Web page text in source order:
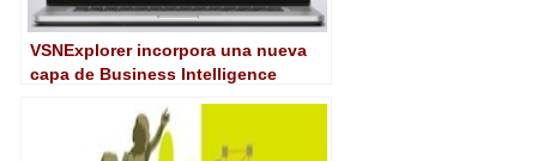
VSNExplorer incorpora una nueva
capa de Business Intelligence